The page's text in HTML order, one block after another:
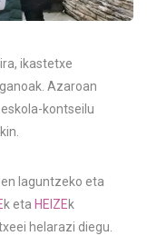
ikastetxe
Azaroan
kontseilu
laguntzeko eta
k eta HEIZEk
helarazi diegu.